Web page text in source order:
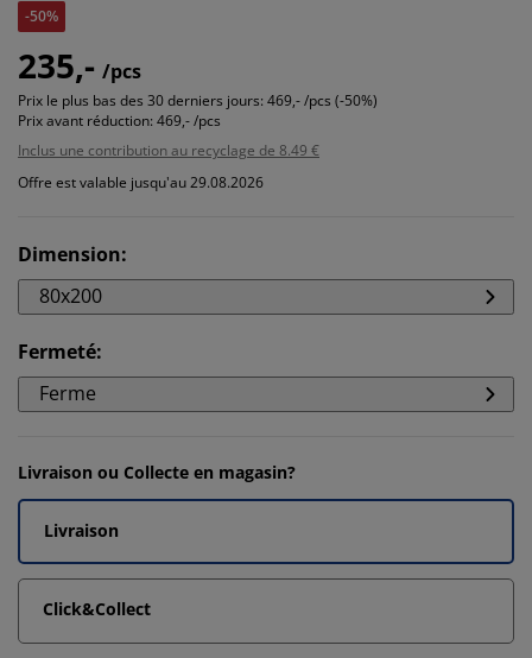
-50%
235,- /pcs
Prix le plus bas des 30 derniers jours: 469,- /pcs (-50%)
Prix avant réduction: 469,- /pcs
Inclus une contribution au recyclage de 8.49 €
Offre est valable jusqu'au 29.08.2026
Dimension:
80x200
Fermeté:
Ferme
Livraison ou Collecte en magasin?
Livraison
Click&Collect